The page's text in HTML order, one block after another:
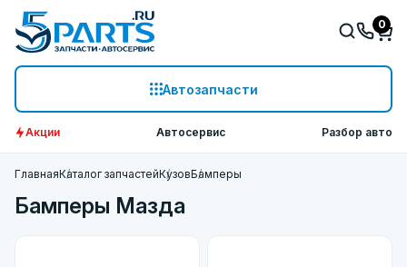
Автозапчасти
0
Акции Автосервис Разбор авто
ГлавнаяКаталог запчастейКузовБамперы
Бамперы Мазда